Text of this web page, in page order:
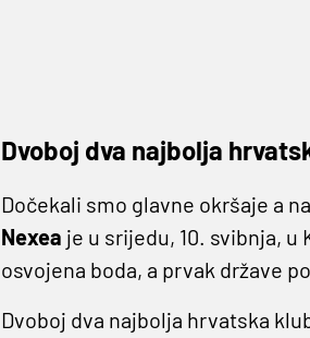
Dvoboj dva najbolja
Dočekali smo glavne okršaje a
Nexea je u srijedu, 10. svibnja,
osvojena boda, a prvak države
Dvoboj dva najbolja hrvatska